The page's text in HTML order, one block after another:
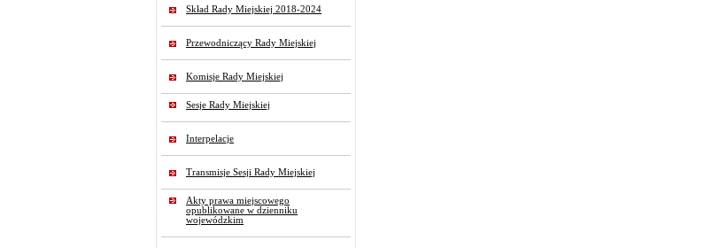
Skład Rady Miejskiej 2018-2024
Przewodniczący Rady Miejskiej
Komisje Rady Miejskiej
Sesje Rady Miejskiej
Interpelacje
Transmisje Sesji Rady Miejskiej
Akty prawa miejscowego
opublikowane w dzienniku
wojewódzkim